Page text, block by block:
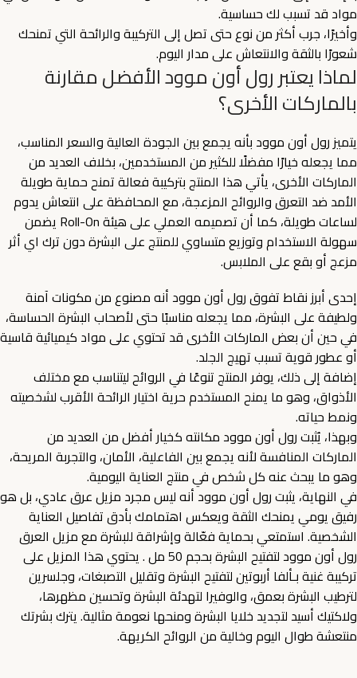
مواد قد تسبب لك حساسية.
وأخيرًا، جرب أكثر من نوع حتى تصل إلى التركيبة والرائحة التي تمنحك
شعورًا بالثقة والانتعاش على مدار اليوم.
لماذا يعتبر رول أون موود الأفضل مقارنة
بالماركات الأخرى؟
يتميز رول أون موود بأنه يجمع بين الجودة العالية والسعر المناسب،
مما يجعله خيارًا مفضلًا للكثير من المستخدمين، بخلاف العديد من
الماركات الأخرى، يأتي هذا المنتج بتركيبة فعالة تمنح حماية طويلة
الأمد ضد التعرق والروائح المزعجة، مع المحافظة على انتعاش يدوم
لساعات طويلة، كما أن تصميمه العملي على هيئة Roll-On يضمن
سهولة الاستخدام وتوزيع متساوي للمنتج على البشرة دون ترك اي أثر
مزعج أو بقع على الملابس.
إحدى أبرز نقاط تفوق رول أون موود أنه مصنوع من مكونات آمنة
ولطيفة على البشرة، مما يجعله مناسبًا حتى لأصحاب البشرة الحساسة،
في حين أن بعض الماركات الأخرى قد تحتوي على مواد كيميائية قاسية
أو عطور قوية تسبب تهيج الجلد.
إضافة إلى ذلك، يوفر المنتج تنوعًا في الروائح ليتناسب مع مختلف
الأذواق، وهو ما يمنح المستخدم حرية اختيار الرائحة الأقرب لشخصيته
ونمط حياته.
وبهذا، يُثبت رول أون موود مكانته كخيار أفضل من العديد من
الماركات المنافسة لأنه يجمع بين الفاعلية، الأمان، والتجربة المريحة،
وهو ما يبحث عنه كل شخص في منتج العناية اليومية.
في النهاية، يثبت رول أون موود أنه ليس مجرد مزيل عرق عادي، بل هو
رفيق يومي يمنحك الثقة ويعكس اهتمامك بأدق تفاصيل العناية
الشخصية. استمتعي بحماية فعّالة وإشراقة للبشرة مع مزيل العرق
رول أون موود لتفتيح البشرة بحجم 50 مل . يحتوي هذا المزيل على
تركيبة غنية بـألفا أربوتين لتفتيح البشرة وتقليل التصبغات، وجلسرين
لترطيب البشرة بعمق، والوفيرا لتهدئة البشرة وتحسين مظهرها،
ولاكتيك أسيد لتجديد خلايا البشرة ومنحها نعومة مثالية. يترك بشرتك
منتعشة طوال اليوم وخالية من الروائح الكريهة.